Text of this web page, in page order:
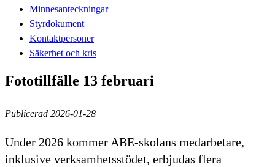
Minnesanteckningar
Styrdokument
Kontaktpersoner
Säkerhet och kris
Fototillfälle 13 februari
Publicerad 2026-01-28
Under 2026 kommer ABE-skolans medarbetare,
inklusive verksamhetsstödet, erbjudas flera